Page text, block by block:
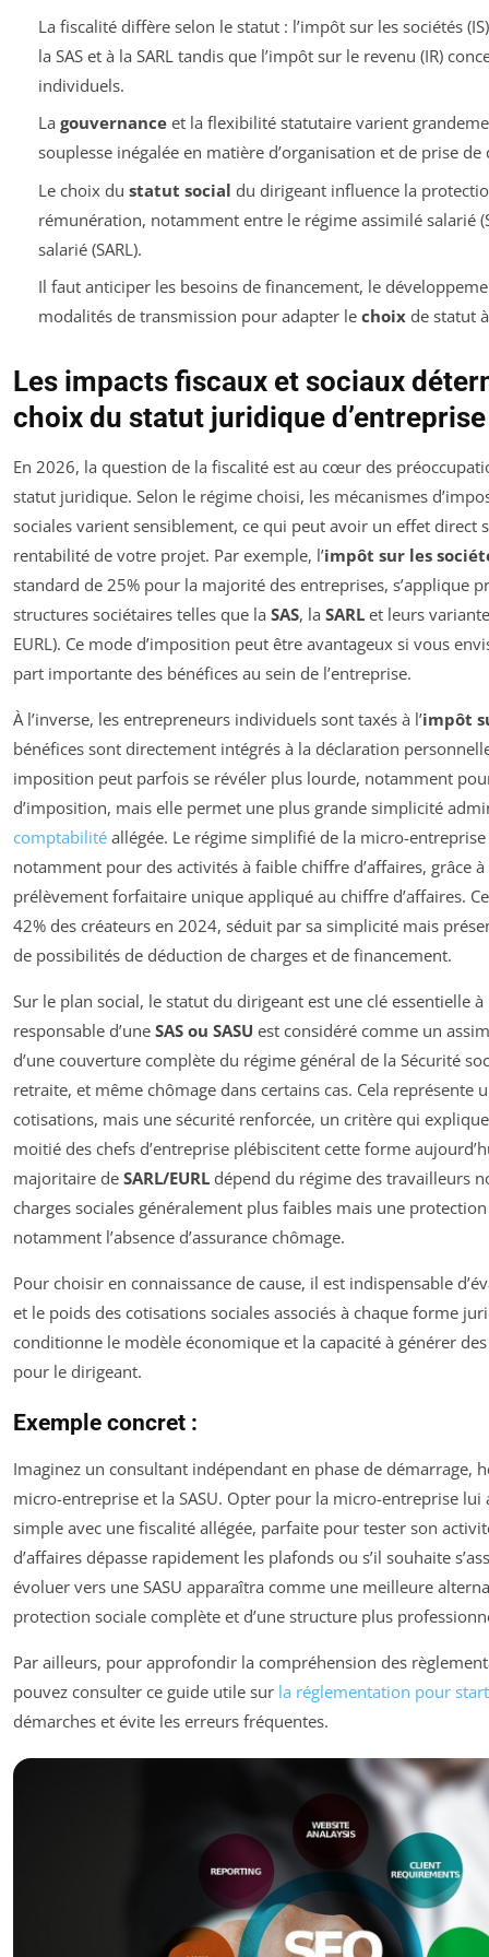
La fiscalité diffère selon le statut : l’impôt sur les sociétés
la SAS et à la SARL tandis que l’impôt sur le revenu (IR)
individuels.
La gouvernanceet la flexibilité statutaire varient
souplesse inégalée en matière d’organisation et de prise de
Le choix du statut social du dirigeant influence la
rémunération, notamment entre le régime assimilé salarié
salarié (SARL).
Il faut anticiper les besoins de financement, le
modalités de transmission pour adapter le choixde statut
Les impacts fiscaux et sociaux
choix du statut juridique d’entreprise
En 2026, la question de la fiscalité est au cœur des
statut juridique. Selon le régime choisi, les mécanismes
sociales varient sensiblement, ce qui peut avoir un effet direct
rentabilité de votre projet. Par exemple, l’impôt sur les
standard de 25% pour la majorité des entreprises, s’applique
structures sociétaires telles que la SAS, la SARL et leurs
EURL). Ce mode d’imposition peut être avantageux si vous
part importante des bénéfices au sein de l’entreprise.
À l’inverse, les entrepreneurs individuels sont taxés à l’impôt
bénéfices sont directement intégrés à la déclaration
imposition peut parfois se révéler plus lourde, notamment
d’imposition, mais elle permet une plus grande simplicité
comptabilité allégée. Le régime simplifié de la micro-
notamment pour des activités à faible chiffre d’affaires, grâce
prélèvement forfaitaire unique appliqué au chiffre d’affaires.
42% des créateurs en 2024, séduit par sa simplicité mais
de possibilités de déduction de charges et de financement.
Sur le plan social, le statut du dirigeant est une clé essentielle
responsable d’une SAS ou SASU est considéré comme un
d’une couverture complète du régime général de la Sécurité
retraite, et même chômage dans certains cas. Cela représente
cotisations, mais une sécurité renforcée, un critère qui
moitié des chefs d’entreprise plébiscitent cette forme
majoritaire de SARL/EURL dépend du régime des travailleurs
charges sociales généralement plus faibles mais une
notamment l’absence d’assurance chômage.
Pour choisir en connaissance de cause, il est indispensable
et le poids des cotisations sociales associés à chaque forme
conditionne le modèle économique et la capacité à générer
pour le dirigeant.
Exemple concret :
Imaginez un consultant indépendant en phase de démarrage,
micro-entreprise et la SASU. Opter pour la micro-entreprise lui
simple avec une fiscalité allégée, parfaite pour tester son
d’affaires dépasse rapidement les plafonds ou s’il souhaite
évoluer vers une SASU apparaîtra comme une meilleure
protection sociale complète et d’une structure plus
Par ailleurs, pour approfondir la compréhension des
pouvez consulter ce guide utile sur la réglementation pour
démarches et évite les erreurs fréquentes.